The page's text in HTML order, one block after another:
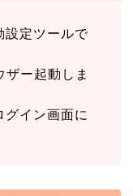
定ツールで
ー起動しま
グイン画面に